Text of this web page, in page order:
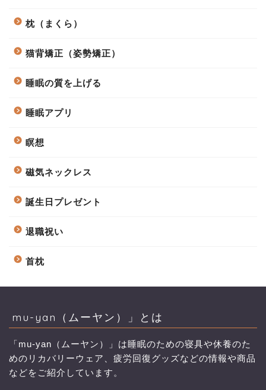
枕（まくら）
猫背矯正（姿勢矯正）
睡眠の質を上げる
睡眠アプリ
瞑想
磁気ネックレス
誕生日プレゼント
退職祝い
首枕
mu-yan（ムーヤン）」とは
「mu-yan（ムーヤン）」は睡眠のための寝具や休養のた
めのリカバリーウェア、疲労回復グッズなどの情報や商品
などをご紹介しています。